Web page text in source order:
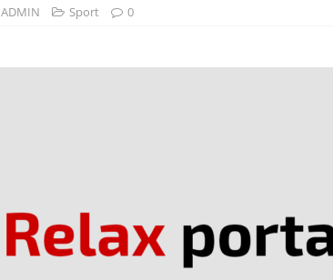
ADMIN Sport 0